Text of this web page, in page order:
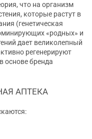
что на организм
которые растут в
(генетическая
«родных» и
дает великолепный
регенерируют
основе бренда
АПТЕКА